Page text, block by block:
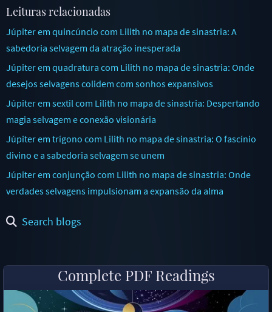
Leituras relacionadas
Júpiter em quincúncio com Lilith no mapa de sinastria: A
sabedoria selvagem da atração inesperada
Júpiter em quadratura com Lilith no mapa de sinastria: Onde
desejos selvagens colidem com sonhos expansivos
Júpiter em sextil com Lilith no mapa de sinastria: Despertando
magia selvagem e conexão visionária
Júpiter em trígono com Lilith no mapa de sinastria: O fascínio
divino e a sabedoria selvagem se unem
Júpiter em conjunção com Lilith no mapa de sinastria: Onde
verdades selvagens impulsionam a expansão da alma
Search blogs
Complete PDF Readings